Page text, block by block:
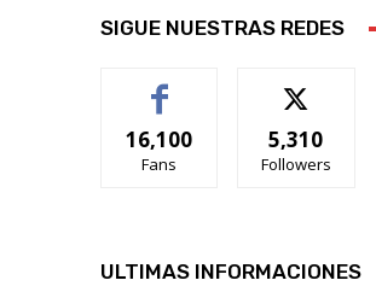
SIGUE NUESTRAS REDES
16,100
Fans
5,310
Followers
ULTIMAS INFORMACIONES